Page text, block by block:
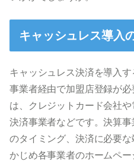
キャッシュレス
キャッシュレス決済を導入
事業者経由で加盟店登録が
は、クレジットカード会社
決済事業者などです。決算
のタイミング、決済に必要
かじめ各事業者のホームペ